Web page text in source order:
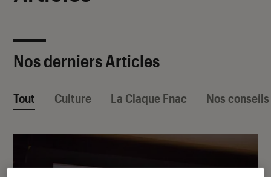
Nos derniers Articles
Tout Culture La Claque Fnac Nos conseils